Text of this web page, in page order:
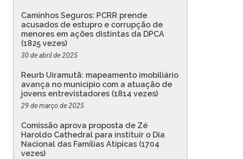
Caminhos Seguros: PCRR prende
acusados de estupro e corrupção de
menores em ações distintas da DPCA
(1825 vezes)
30 de abril de 2025
Reurb Uiramutã: mapeamento imobiliário
avança no município com a atuação de
jovens entrevistadores (1814 vezes)
29 de março de 2025
Comissão aprova proposta de Zé
Haroldo Cathedral para instituir o Dia
Nacional das Famílias Atípicas (1704
vezes)